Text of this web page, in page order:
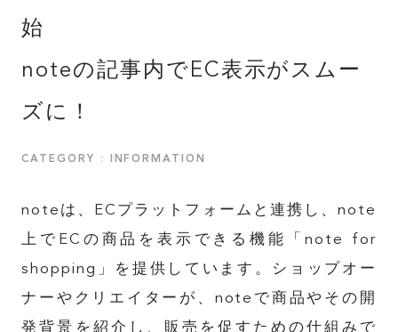
始
noteの記事内でEC表示がスムー
ズに！
CATEGORY : INFORMATION
noteは、ECプラットフォームと連携し、note
上でECの商品を表示できる機能「note for
shopping」を提供しています。ショップオー
ナーやクリエイターが、noteで商品やその開